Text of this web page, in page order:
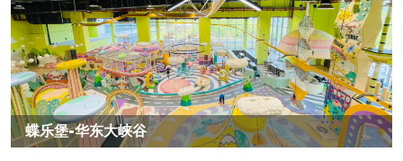
蝶乐堡-华东大峡谷